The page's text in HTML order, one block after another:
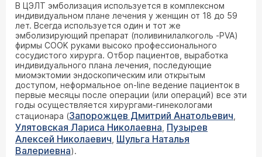
В ЦЭЛТ эмболизация используется в комплексном
индивидуальном плане лечения у женщин от 18 до 59
лет. Всегда используется один и тот же
эмболизирующий препарат (поливинилалкоголь -PVA)
фирмы COOK руками высоко профессионального
сосудистого хирурга. Отбор пациентов, выработка
индивидуального плана лечения, последующие
миомэктомии эндоскопическим или открытым
доступом, неформальное on-line ведение пациенток в
первые месяцы после операции (или операций) все эти
годы осуществляется хирургами-гинекологами
стационара (Запорожцев Дмитрий Анатольевич
Улятовская Лариса Николаевна Пузырев
Алексей Николаевич Шульга Наталья
Валериевна).